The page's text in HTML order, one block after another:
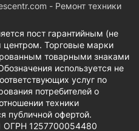
- Ремонт техники
пост гарантийным (не
Торговые марки
товарными знаками
используется не
услуг по
потребителей о
техники
публичной офертой.
1257700054480